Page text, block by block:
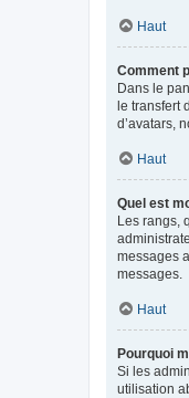
Haut
Comment
Dans le
le transfert
d’avatars,
Haut
Quel est
Les rangs,
messages
messages.
Haut
Pourquoi
Si les
utilisation